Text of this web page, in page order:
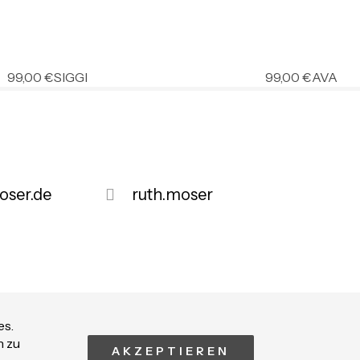
zu
AKZEPTIEREN
99,00 €SIGGI 99,00 €AVA
ruth.moser